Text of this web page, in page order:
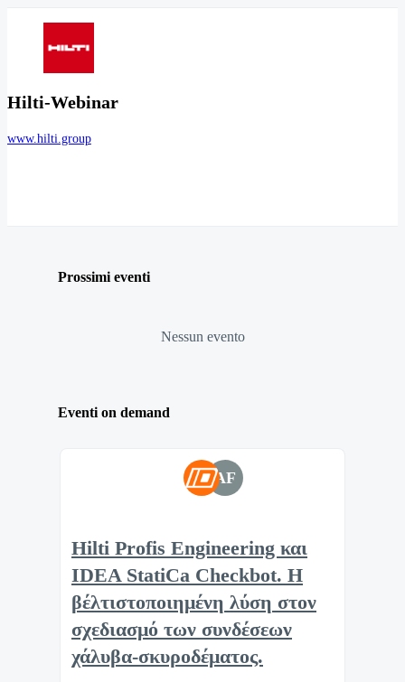
Hilti-Webinar
www.hilti.group
Prossimi eventi
Nessun evento
Eventi on demand
AF
Hilti Profis Engineering και
IDEA StatiCa Checkbot. Η
βέλτιστοποιημένη λύση στον
σχεδιασμό των συνδέσεων
χάλυβα-σκυροδέματος.